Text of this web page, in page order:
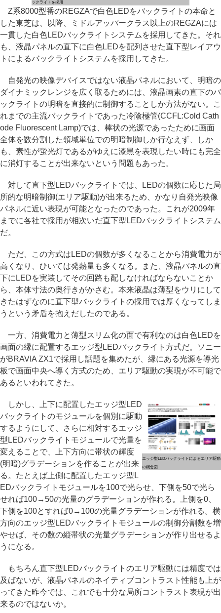
ックライトを採用
Z系8000型番のREGZAで白色LEDをバックライトの本命と
した東芝は、以降、ミドルアッパークラス以上のREGZAには
一貫した白色LEDバックライトシステムを採用してきた。それ
も、液晶パネルの直下に白色LEDを配列させた直下型レイアウ
トによるバックライトシステムを採用してきた。
自発光の映像デバイスではない液晶パネルにおいて、明暗の
ダイナミックレンジを広く取るためには、液晶画素の直下のバ
ックライトの明暗を直接的に制御することしか方法がない。こ
れまでの主流バックライトであった冷陰極管(CCFL:Cold Cath
ode Fluorescent Lamp)では、棒状の光源であったために画面
全体を数分割した領域単位での明暗制御しか行なえず、しか
も、素性が蛍光灯であるがゆえに漆黒を表現したい時にも完全
に消灯することが出来ないという問題もあった。
対して直下型LEDバックライトでは、LEDの個数に応じた局
所的な明暗制御(エリア駆動)が出来るため、かなり自発光映像
パネルに近い表現が可能となったのであった。これが2009年
までに各社で採用が相次いだ直下型LEDバックライトシステム
だ。
ただ、この方式はLEDの個数が多くなることから消費電力が
高くなり、ひいては発熱量も多くなる。また、液晶パネルの直
下にLEDを実装してその回路も配しなければならないことか
ら、本体寸法の奥行きがかさむ。本来液晶は薄型をウリにして
きたはずなのに直下型バックライトの採用では厚くなってしま
うという矛盾を抱えだしたのである。
一方、消費電力と薄型スリム化の面で有利なのは白色LEDを
画面の縁に配置するエッジ型LEDバックライト方式だ。ソニー
がBRAVIA ZX1で採用し話題を集めたが、縁にある光源を導光
板で画面中央へ導く方式のため、エリア駆動の実現が不可能で
あるといわれてきた。
エッジ型LEDバックライトによるエリア駆動
の概念図
しかし、上下に配置したエッジ型LED
バックライトのモジュールを個別に駆動
するようにして、さらに相対するエッジ
型LEDバックライトモジュールで光量を
変えることで、上下方向に帯状の輝度
(明暗)グラデーションを作ることが出来
る。たとえば上側に配置したエッジ型L
EDバックライトモジュールを100で光らせ、下側を50で光ら
せれば100→50の光量のグラデーションが作れる。上側を0、
下側を100とすれば0→100の光量グラデーションが作れる。横
方向のエッジ型LEDバックライトモジュールの制御分割数を増
やせば、その数の縦帯状の光量グラデーションが作り出せるよ
うになる。
もちろん直下型LEDバックライトのエリア駆動には精度では
及ばないが、液晶パネルのネイティブコントラスト性能も上が
ってきた昨今では、これでも十分な局所コントラスト表現が出
来るのではないか。